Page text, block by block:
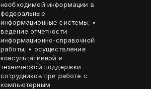
необходимой информации в
федеральные
информационные системы; •
ведение отчетности
информационно-справочной
работы; • осуществление
консультативной и
технической поддержки
сотрудников при работе с
компьютерным